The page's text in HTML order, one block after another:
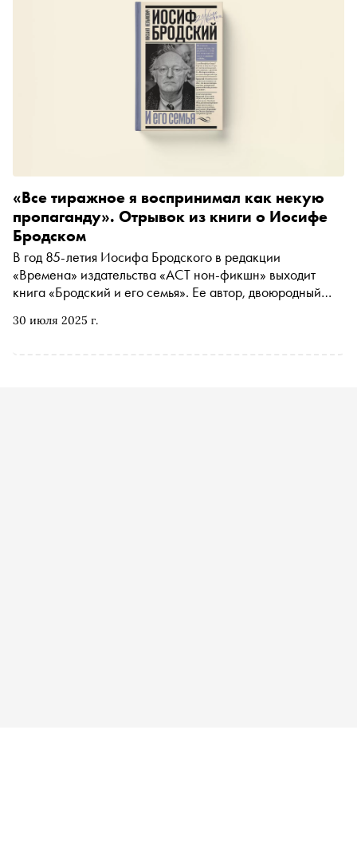
30 июля 2025 г.
«Все тиражное я воспринимал как некую
пропаганду». Отрывок из книги о Иосифе
Бродском
В год 85-летия Иосифа Бродского в редакции
«Времена» издательства «АСТ нон-фикшн» выходит
книга «Бродский и его семья». Ее автор, двоюродный
семейных воспоминаниях и неизвестных фактах из